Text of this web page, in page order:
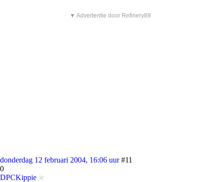
▼ Advertentie door Refinery89
donderdag 12 februari 2004, 16:06 uur #11
0
DPCKippie